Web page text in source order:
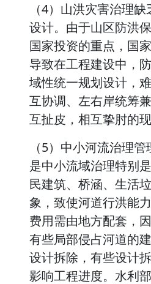
（4）山洪灾害治理
设计。由于山区防洪
国家投资的重点，国
导致在工程建设中，
域性统一规划设计，
互协调、左右岸统筹
互扯皮，相互挚肘的现
（5）中小河流治理
是中小流域治理特别
民建筑、桥涵、生活
象，致使河道行洪能
费用需由地方配套，
有些局部侵占河道的
设计拆除，有些设计
影响工程进度。水利